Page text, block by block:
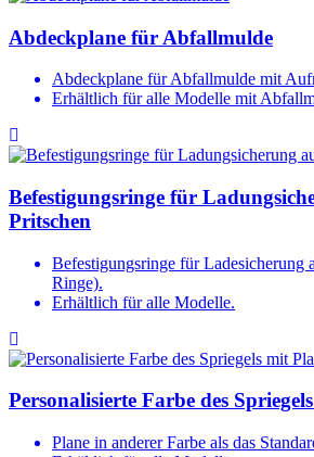
Abdeckplane für Abfallmulde
Abdeckplane für Abfallmulde mit
Erhältlich für alle Modelle mit
Befestigungsringe für
Pritschen
Befestigungsringe für Ladesicherung
Ringe).
Erhältlich für alle Modelle.
Personalisierte Farbe des
Plane in anderer Farbe als das